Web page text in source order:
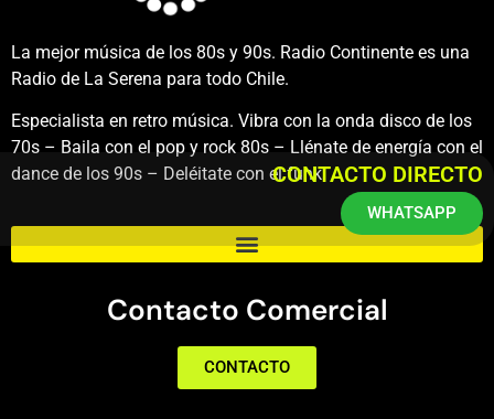
La mejor música de los 80s y 90s. Radio Continente es una
Radio de La Serena para todo Chile.
Especialista en retro música. Vibra con la onda disco de los
70s – Baila con el pop y rock 80s – Llénate de energía con el
dance de los 90s – Deléitate con el funk.
Contacto Comercial
CONTACTO
CONTACTO DIRECTO
WHATSAPP